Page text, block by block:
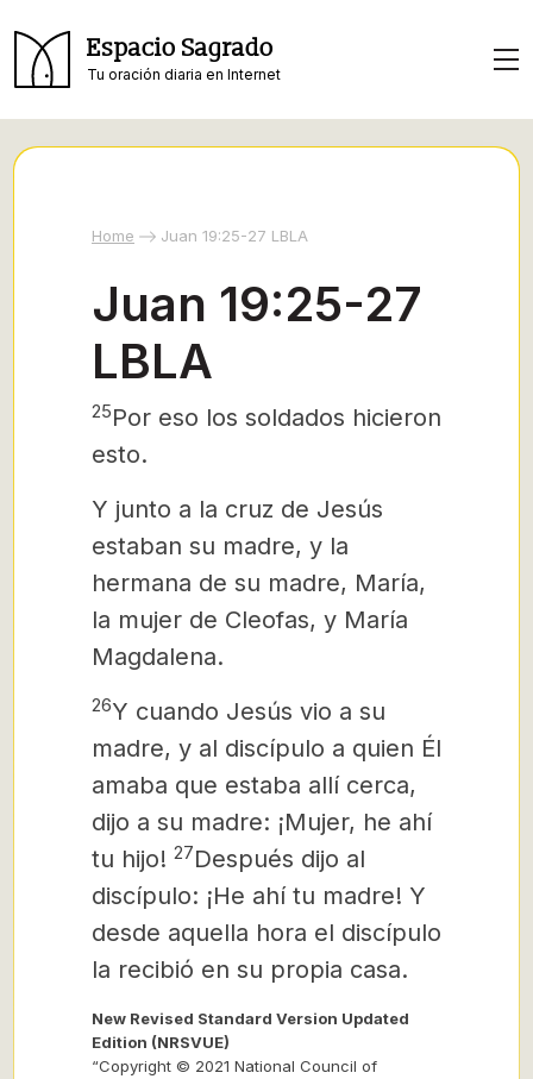
Espacio Sagrado
Tu oración diaria en Internet
Home Juan 19:25-27 LBLA
Juan 19:25-27
LBLA
25Por eso los soldados hicieron
esto.
Y junto a la cruz de Jesús
estaban su madre, y la
hermana de su madre, María,
la mujer de Cleofas, y María
Magdalena.
26Y cuando Jesús vio a su
madre, y al discípulo a quien Él
amaba que estaba allí cerca,
dijo a su madre: ¡Mujer, he ahí
tu hijo! 27Después dijo al
discípulo: ¡He ahí tu madre! Y
desde aquella hora el discípulo
la recibió en su propia casa.
New Revised Standard Version Updated
Edition (NRSVUE)
“Copyright © 2021 National Council of